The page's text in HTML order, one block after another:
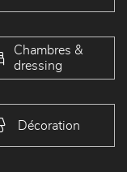
Chambres &
dressing
Décoration